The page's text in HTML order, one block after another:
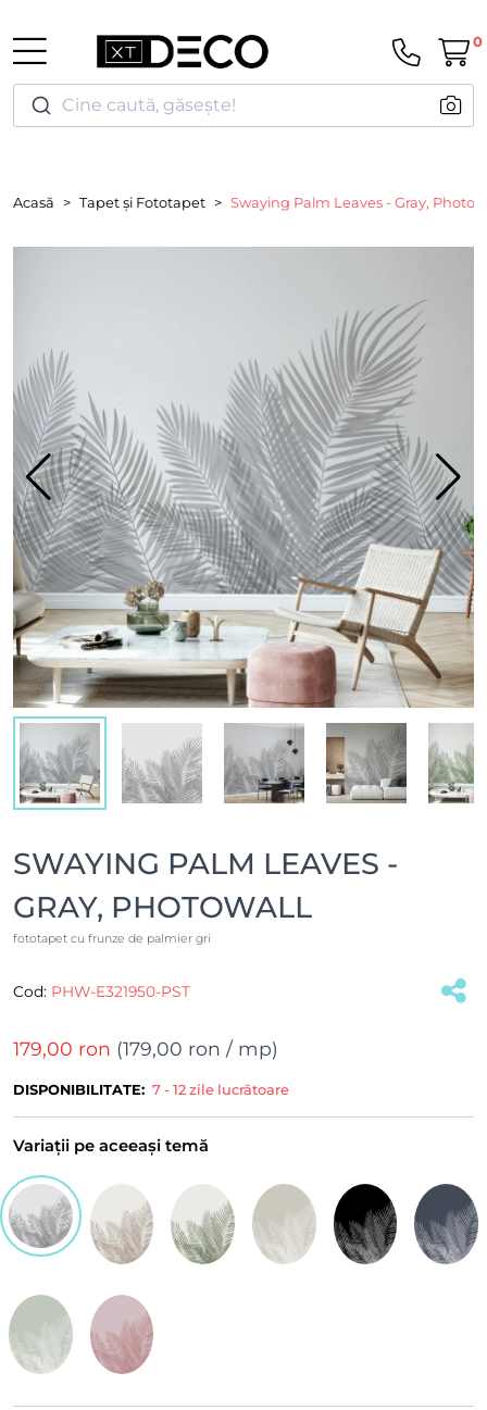
Cine caută, găsește!
0
Acasă Tapet și Fototapet Swaying Palm Leaves - Gray,
SWAYING PALM LEAVES -
GRAY, PHOTOWALL
fototapet cu frunze de palmier gri
Cod: PHW-E321950-PST
179,00 ron (179,00 ron / mp)
DISPONIBILITATE: 7 - 12 zile lucrătoare
Variații pe aceeași temă